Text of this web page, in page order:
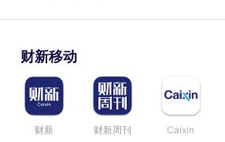
财新移动
财新 财新周刊 Caixin